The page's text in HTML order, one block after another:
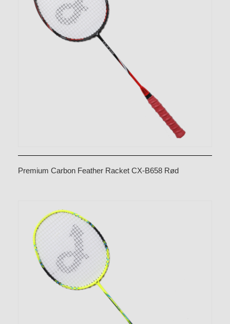
Premium Carbon Feather Racket CX-B658 Rød